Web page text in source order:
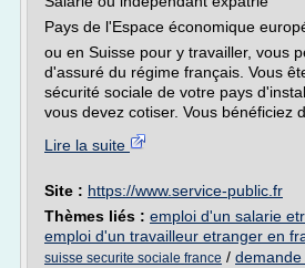
Pays de l'Espace économique
ou en Suisse pour y travailler, vous
d'assuré du régime français. Vous
sécurité sociale de votre pays
vous devez cotiser. Vous bénéficiez
Lire la suite
Site : https://www.service-public.fr
Thèmes liés : emploi d'un salarie
emploi d'un travailleur etranger en
suisse securite sociale france /